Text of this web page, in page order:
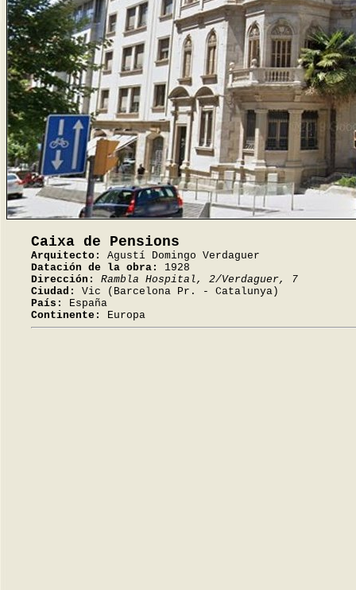
Caixa de Pensions
Arquitecto:
Agustí Domingo Verdaguer
Datación de la obra:
1928
Dirección:
Rambla Hospital, 2/Verdaguer, 7
Ciudad:
Vic (Barcelona Pr. - Catalunya)
País:
España
Continente:
Europa